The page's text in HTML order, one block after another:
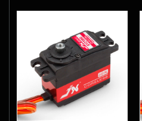
精密金属齿轮全CNC金属外
壳数字空心杯标准舵机